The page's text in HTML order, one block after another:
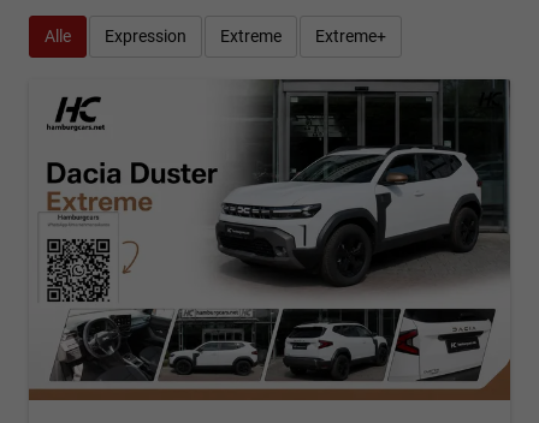
Alle Expression Extreme Extreme+